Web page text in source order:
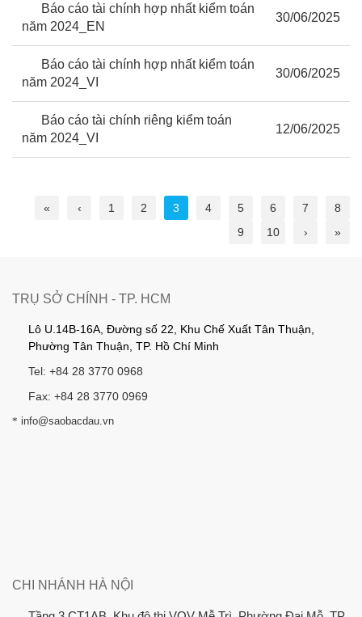
Báo cáo tài chính hợp nhất kiểm toán
năm 2024_EN
30/06/2025
Báo cáo tài chính hợp nhất kiểm toán
năm 2024_VI
30/06/2025
Báo cáo tài chính riêng kiểm toán
năm 2024_VI
12/06/2025
« ‹ 1 2 3 4 5 6 7
8
9
10 › »
TRỤ SỞ CHÍNH - TP. HCM
Lô U.14B-16A, Đường số 22, Khu Chế Xuất Tân Thuận,
Phường Tân Thuận, TP. Hồ Chí Minh
Tel: +84 28 3770 0968
Fax: +84 28 3770 0969
* info@saobacdau.vn
CHI NHÁNH HÀ NỘI